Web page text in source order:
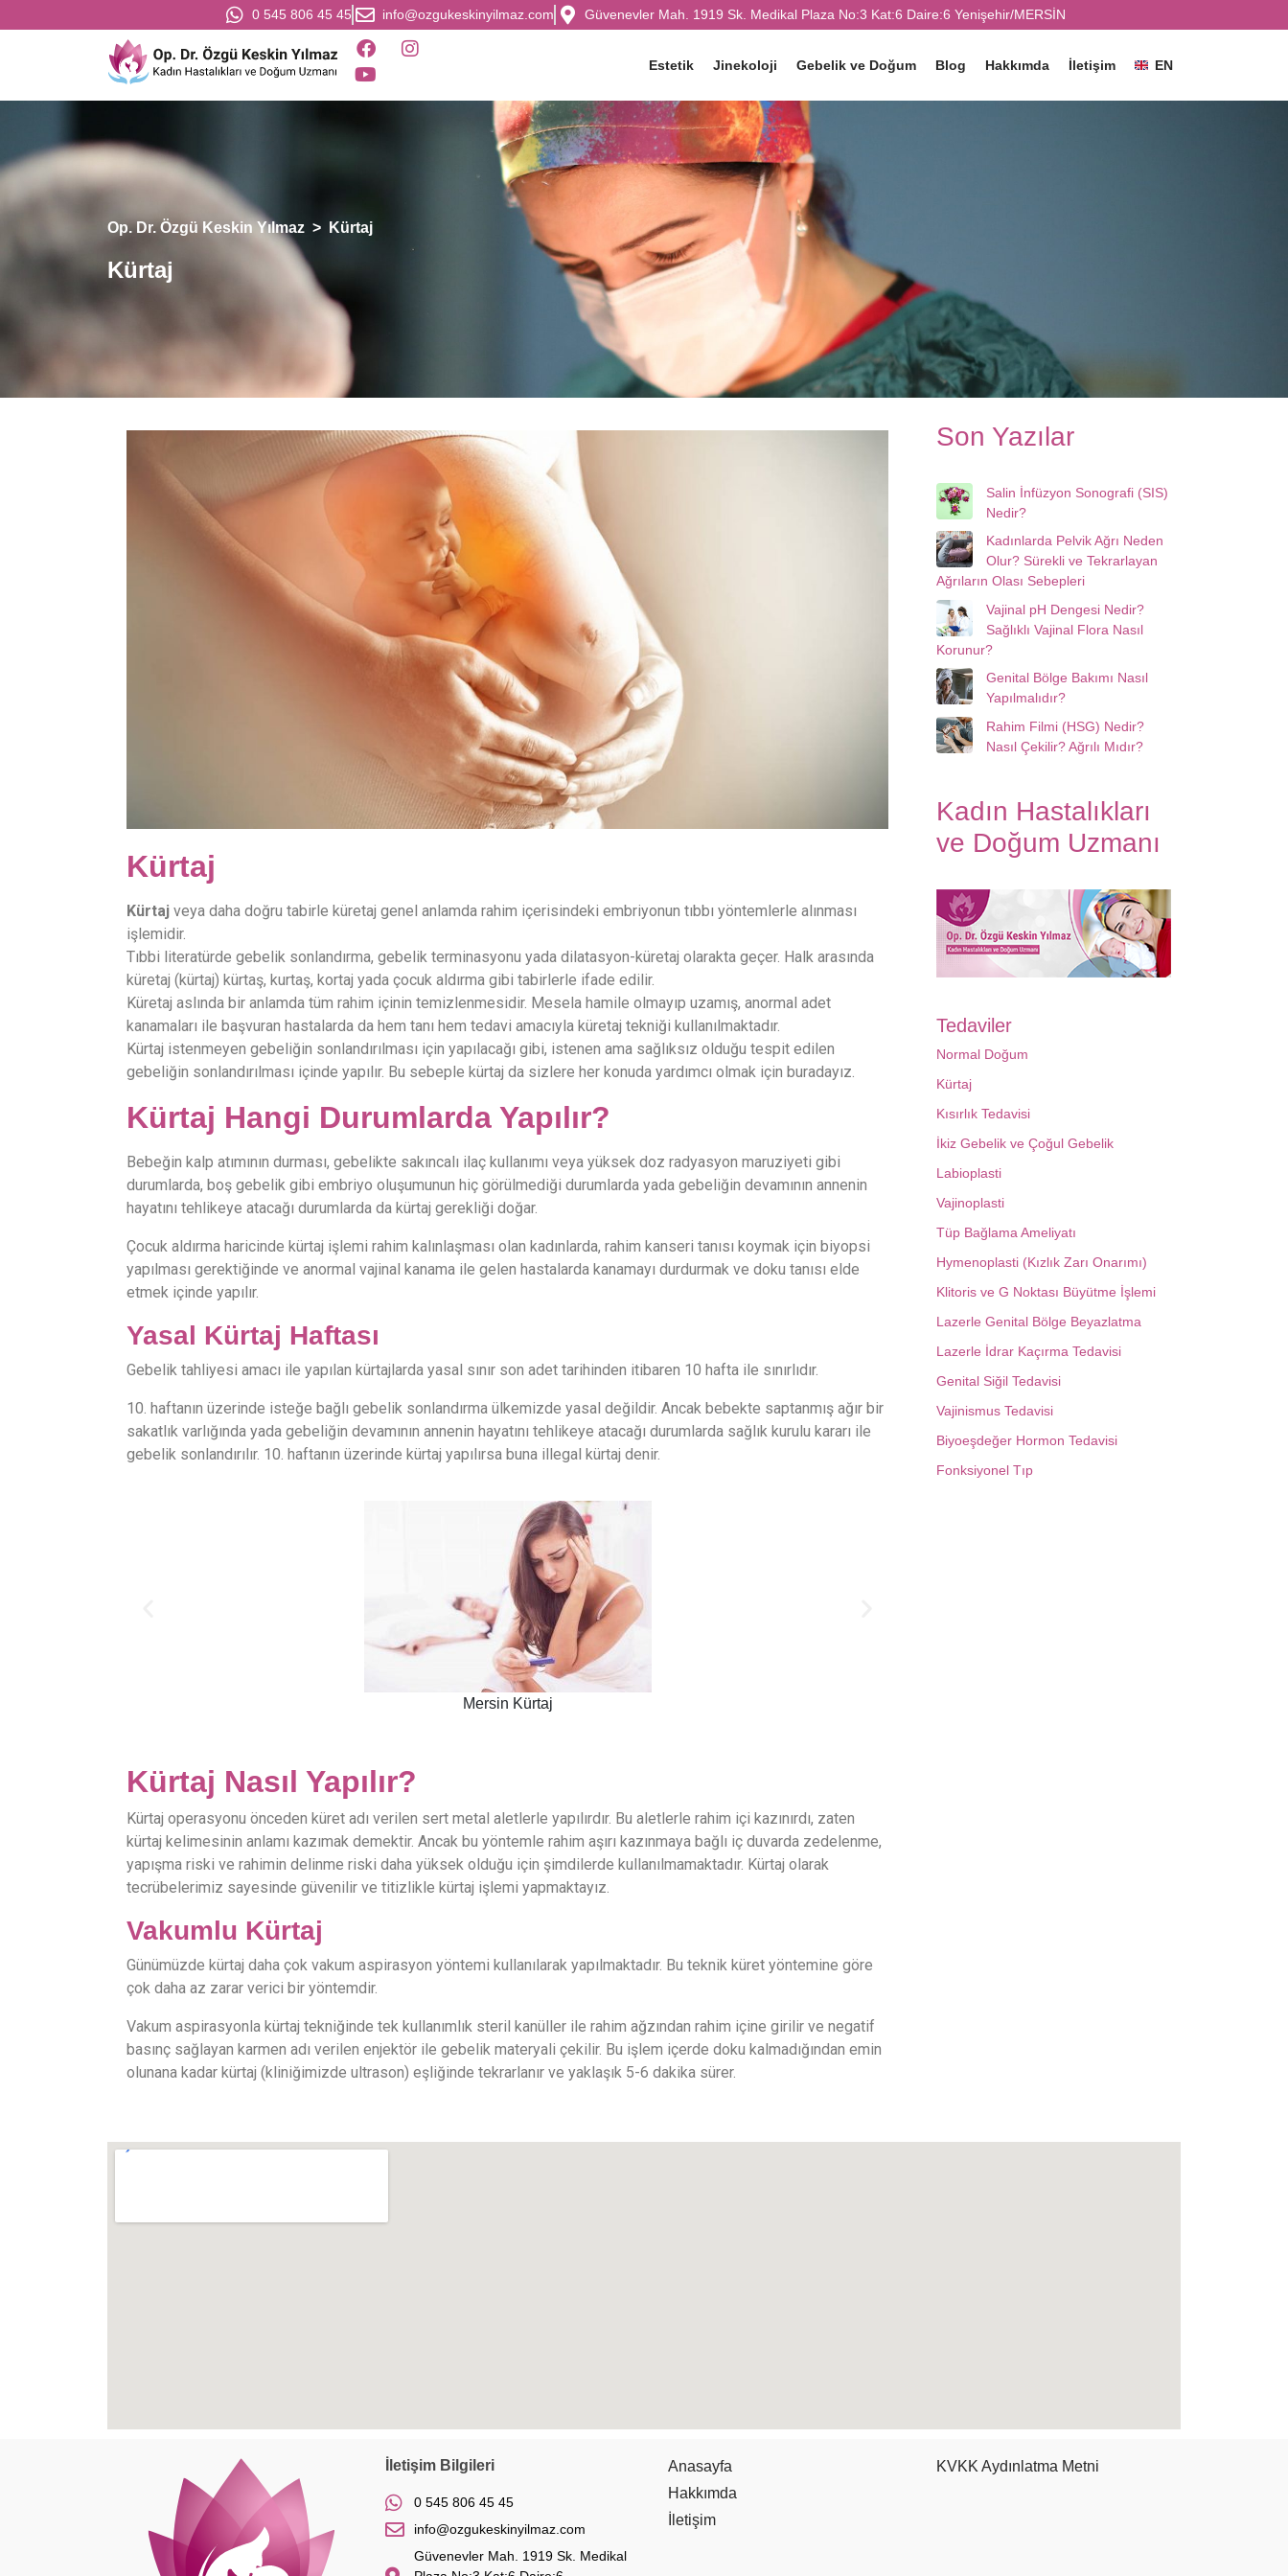
0 545 806 45 45 info@ozgukeskinyilmaz.com Güvenevler Mah. 1919 Sk. Medikal Plaza No:3 Kat:6 Daire:6 Yenişehir/MERSİN
Estetik Jinekoloji Gebelik ve Doğum Blog Hakkımda İletişim EN
Op. Dr. Özgü Keskin Yılmaz > Kürtaj
Kürtaj
Kürtaj
Kürtaj veya daha doğru tabirle küretaj genel anlamda rahim içerisindeki embriyonun tıbbı yöntemlerle alınması
işlemidir.
Tıbbi literatürde gebelik sonlandırma, gebelik terminasyonu yada dilatasyon-küretaj olarakta geçer. Halk arasında
küretaj (kürtaj) kürtaş, kurtaş, kortaj yada çocuk aldırma gibi tabirlerle ifade edilir.
Küretaj aslında bir anlamda tüm rahim içinin temizlenmesidir. Mesela hamile olmayıp uzamış, anormal adet
kanamaları ile başvuran hastalarda da hem tanı hem tedavi amacıyla küretaj tekniği kullanılmaktadır.
Kürtaj istenmeyen gebeliğin sonlandırılması için yapılacağı gibi, istenen ama sağlıksız olduğu tespit edilen
gebeliğin sonlandırılması içinde yapılır. Bu sebeple kürtaj da sizlere her konuda yardımcı olmak için buradayız.
Kürtaj Hangi Durumlarda Yapılır?
Bebeğin kalp atımının durması, gebelikte sakıncalı ilaç kullanımı veya yüksek doz radyasyon maruziyeti gibi
durumlarda, boş gebelik gibi embriyo oluşumunun hiç görülmediği durumlarda yada gebeliğin devamının annenin
hayatını tehlikeye atacağı durumlarda da kürtaj gerekliği doğar.
Çocuk aldırma haricinde kürtaj işlemi rahim kalınlaşması olan kadınlarda, rahim kanseri tanısı koymak için biyopsi
yapılması gerektiğinde ve anormal vajinal kanama ile gelen hastalarda kanamayı durdurmak ve doku tanısı elde
etmek içinde yapılır.
Yasal Kürtaj Haftası
Gebelik tahliyesi amacı ile yapılan kürtajlarda yasal sınır son adet tarihinden itibaren 10 hafta ile sınırlıdır.
10. haftanın üzerinde isteğe bağlı gebelik sonlandırma ülkemizde yasal değildir. Ancak bebekte saptanmış ağır bir
sakatlık varlığında yada gebeliğin devamının annenin hayatını tehlikeye atacağı durumlarda sağlık kurulu kararı ile
gebelik sonlandırılır. 10. haftanın üzerinde kürtaj yapılırsa buna illegal kürtaj denir.
Mersin Kürtaj
Kürtaj Nasıl Yapılır?
Kürtaj operasyonu önceden küret adı verilen sert metal aletlerle yapılırdır. Bu aletlerle rahim içi kazınırdı, zaten
kürtaj kelimesinin anlamı kazımak demektir. Ancak bu yöntemle rahim aşırı kazınmaya bağlı iç duvarda zedelenme,
yapışma riski ve rahimin delinme riski daha yüksek olduğu için şimdilerde kullanılmamaktadır. Kürtaj olarak
tecrübelerimiz sayesinde güvenilir ve titizlikle kürtaj işlemi yapmaktayız.
Vakumlu Kürtaj
Günümüzde kürtaj daha çok vakum aspirasyon yöntemi kullanılarak yapılmaktadır. Bu teknik küret yöntemine göre
çok daha az zarar verici bir yöntemdir.
Vakum aspirasyonla kürtaj tekniğinde tek kullanımlık steril kanüller ile rahim ağzından rahim içine girilir ve negatif
basınç sağlayan karmen adı verilen enjektör ile gebelik materyali çekilir. Bu işlem içerde doku kalmadığından emin
olunana kadar kürtaj (kliniğimizde ultrason) eşliğinde tekrarlanır ve yaklaşık 5-6 dakika sürer.
Son Yazılar
Salin İnfüzyon Sonografi (SIS)
Nedir?
Kadınlarda Pelvik Ağrı Neden
Olur? Sürekli ve Tekrarlayan
Ağrıların Olası Sebepleri
Vajinal pH Dengesi Nedir?
Sağlıklı Vajinal Flora Nasıl
Korunur?
Genital Bölge Bakımı Nasıl
Yapılmalıdır?
Rahim Filmi (HSG) Nedir?
Nasıl Çekilir? Ağrılı Mıdır?
Kadın Hastalıkları
ve Doğum Uzmanı
Tedaviler
Normal Doğum
Kürtaj
Kısırlık Tedavisi
İkiz Gebelik ve Çoğul Gebelik
Labioplasti
Vajinoplasti
Tüp Bağlama Ameliyatı
Hymenoplasti (Kızlık Zarı Onarımı)
Klitoris ve G Noktası Büyütme İşlemi
Lazerle Genital Bölge Beyazlatma
Lazerle İdrar Kaçırma Tedavisi
Genital Siğil Tedavisi
Vajinismus Tedavisi
Biyoeşdeğer Hormon Tedavisi
Fonksiyonel Tıp
İletişim Bilgileri
0 545 806 45 45
info@ozgukeskinyilmaz.com
Güvenevler Mah. 1919 Sk. Medikal
Anasayfa
Hakkımda
İletişim
KVKK Aydınlatma Metni